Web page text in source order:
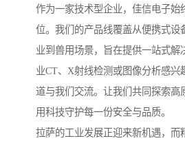
作为一家技术型企业，佳信电子始
位。我们的产品线覆盖从便携式设
业到兽用场景，旨在提供一站式解
业CT、X射线检测或图像分析感兴
道与我们交流。让我们共同探索高
用科技守护每一份安全与品质。
拉萨的工业发展正迎来新机遇，而